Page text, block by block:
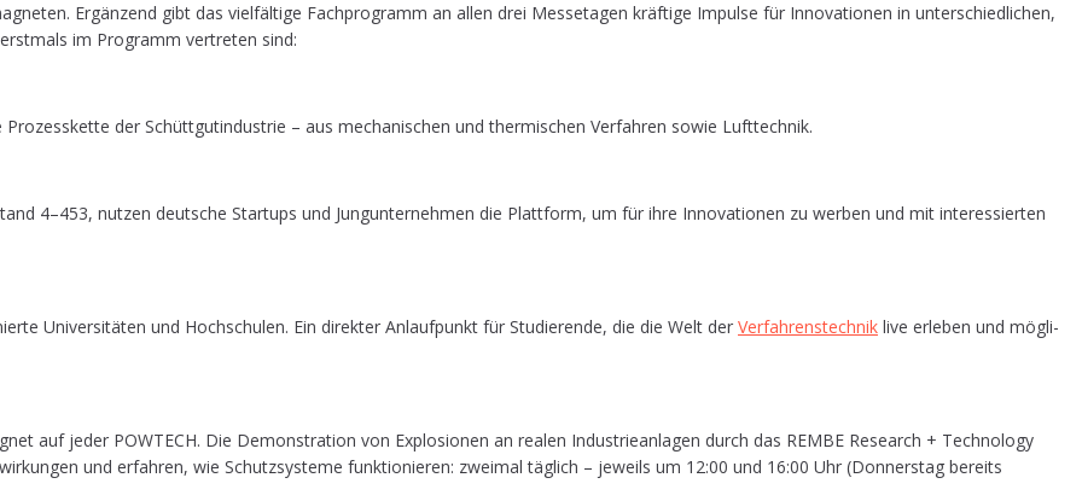
Ergän­zend gibt das viel­fäl­ti­ge Fach­pro­gramm an allen drei Mes­se­ta­gen kräf­ti­ge Impul­se für Inno­va­tio­nen in unter­schied­li­chen,
im Pro­gramm ver­tre­ten sind:
der Schütt­gut­in­dus­trie – aus mecha­ni­schen und ther­mi­schen Ver­fah­ren sowie Lufttechnik.
4–453, nut­zen deut­sche Star­tups und Jung­un­ter­neh­men die Platt­form, um für ihre Inno­va­tio­nen zu wer­ben und mit inter­es­sier­ten
Uni­ver­si­tä­ten und Hoch­schu­len. Ein direk­ter Anlauf­punkt für Stu­die­ren­de, die die Welt der Ver­fah­rens­tech­nik live erle­ben und mög­li­
auf jeder POWTECH. Die Demons­tra­ti­on von Explo­sio­nen an rea­len Indus­trie­an­la­gen durch das REMBE Rese­arch + Tech­no­lo­gy
und erfah­ren, wie Schutz­sys­te­me funk­tio­nie­ren: zwei­mal täg­lich – jeweils um 12:00 und 16:00 Uhr (Don­ners­tag bereits